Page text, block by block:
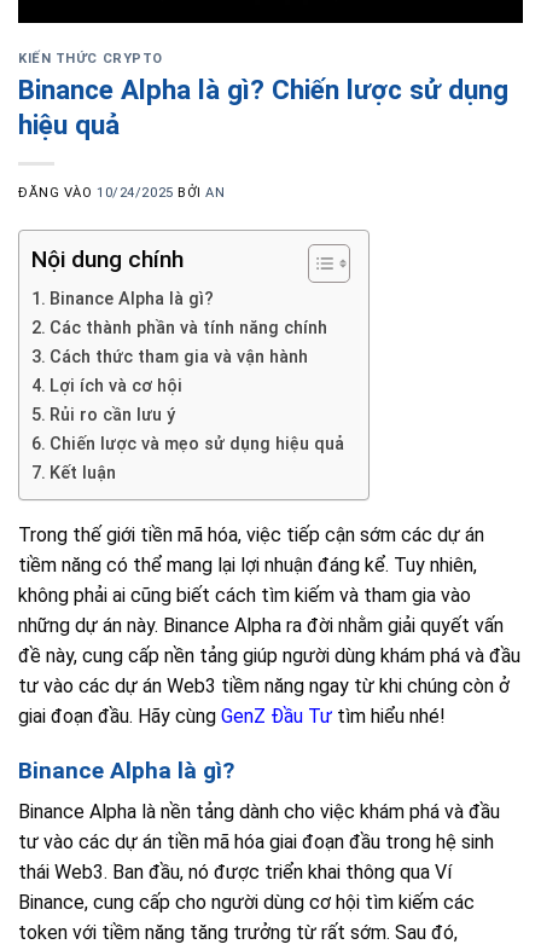
KIẾN THỨC CRYPTO
Binance Alpha là gì? Chiến lược sử dụng
hiệu quả
ĐĂNG VÀO10/24/2025 BỞIAN
Nội dung chính
Binance Alpha là gì?
Các thành phần và tính năng chính
Cách thức tham gia và vận hành
Lợi ích và cơ hội
Rủi ro cần lưu ý
Chiến lược và mẹo sử dụng hiệu quả
Kết luận
Trong thế giới tiền mã hóa, việc tiếp cận sớm các dự án
tiềm năng có thể mang lại lợi nhuận đáng kể. Tuy nhiên,
không phải ai cũng biết cách tìm kiếm và tham gia vào
những dự án này. Binance Alpha ra đời nhằm giải quyết vấn
đề này, cung cấp nền tảng giúp người dùng khám phá và đầu
tư vào các dự án Web3 tiềm năng ngay từ khi chúng còn ở
giai đoạn đầu. Hãy cùng GenZ Đầu Tư tìm hiểu nhé!
Binance Alpha là gì?
Binance Alpha là nền tảng dành cho việc khám phá và đầu
tư vào các dự án tiền mã hóa giai đoạn đầu trong hệ sinh
thái Web3. Ban đầu, nó được triển khai thông qua Ví
Binance, cung cấp cho người dùng cơ hội tìm kiếm các
token với tiềm năng tăng trưởng từ rất sớm. Sau đó,